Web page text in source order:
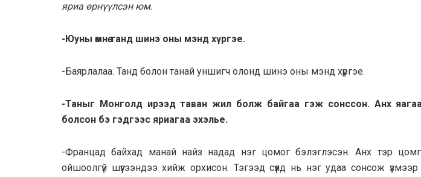
яриа өрнүүлсэн юм.
-Юуны өмнө танд шинэ оны мэнд хүргэе.
-Баярлалаа. Танд болон танай уншигч олонд шинэ оны мэнд хүргэе.
-Таныг Монголд ирээд таван жил болж байгаа гэж сонссон. Анх
болсон бэ гэдгээс яриагаа эхэлье.
-Францад байхад манай найз надад нэг цомог бэлэглэсэн. Анх тэр
ойшоолгүй шүүгээндээ хийж орхисон. Тэгээд сүүлд нь нэг удаа сонсож